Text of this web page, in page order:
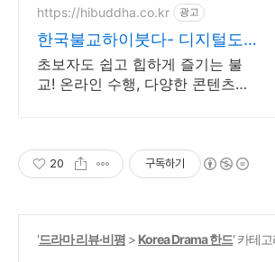
https://hibuddha.co.kr 광고
한국불교하이붓다- 디지털도
량 부처님과 함께 하는 홈페이
지
초보자도 쉽고 힙하게 즐기는 불
교! 온라인 수행, 다양한 콘텐츠를
20 구독하기
'드라마 리뷰·비평 > Korea Drama 한드' 카테